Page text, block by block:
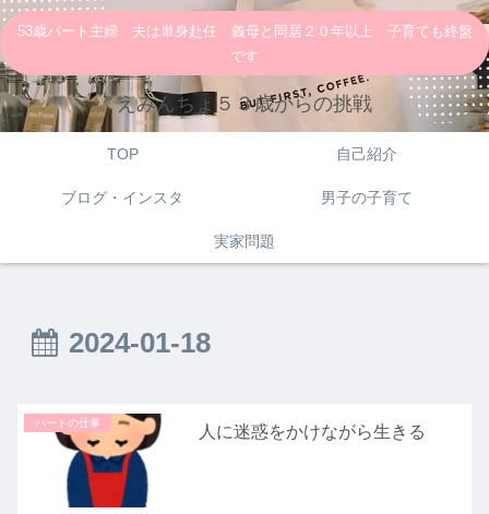
53歳パート主婦 夫は単身赴任 義母と同居２０年以上 子育ても終盤
です
えみんちょ５３歳からの挑戦
TOP 自己紹介
ブログ・インスタ 男子の子育て
実家問題
2024-01-18
パートの仕事 人に迷惑をかけながら生きる